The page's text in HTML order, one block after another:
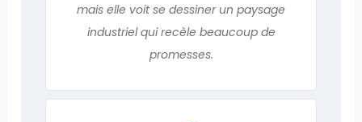
mais elle voit se dessiner un paysage
industriel qui recèle beaucoup de
promesses.